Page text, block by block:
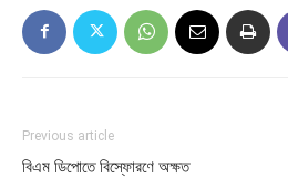
Previous article
বিএম ডিপোতে বিস্ফোরণে অক্ষত